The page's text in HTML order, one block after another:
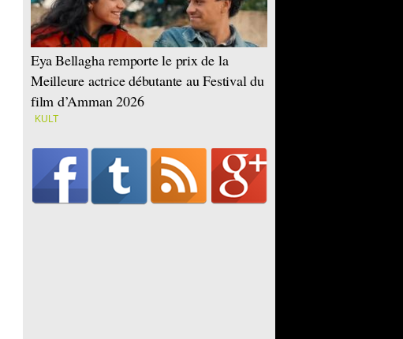
Eya Bellagha remporte le prix de la
Meilleure actrice débutante au Festival du
film d’Amman 2026
KULT